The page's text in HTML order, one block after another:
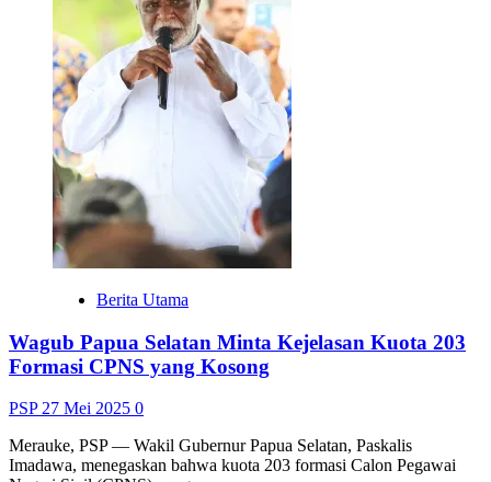
Selidiki
Informasi
Masih
Adanya
Merah
yang
Disalahgunakan
Berita Utama
Wagub Papua Selatan Minta Kejelasan Kuota 203
Formasi CPNS yang Kosong
PSP 27 Mei 2025 0
Merauke, PSP — Wakil Gubernur Papua Selatan, Paskalis
Imadawa, menegaskan bahwa kuota 203 formasi Calon Pegawai